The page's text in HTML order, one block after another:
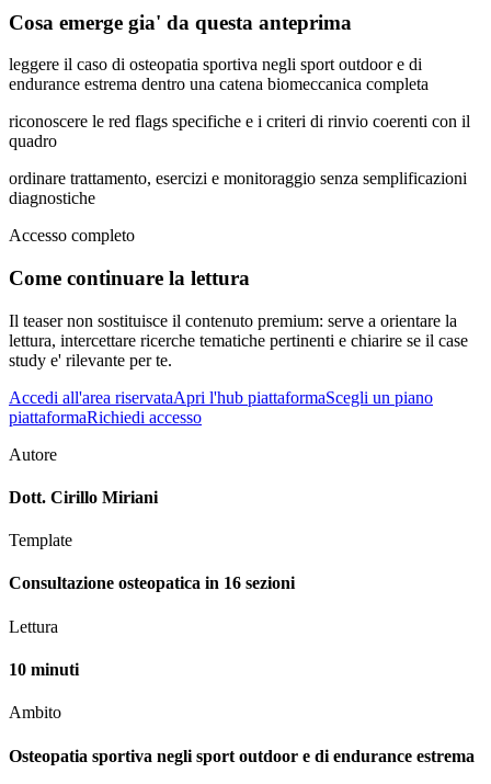
Cosa emerge gia' da questa anteprima
leggere il caso di osteopatia sportiva negli sport outdoor e di
endurance estrema dentro una catena biomeccanica completa
riconoscere le red flags specifiche e i criteri di rinvio coerenti con il
quadro
ordinare trattamento, esercizi e monitoraggio senza semplificazioni
diagnostiche
Accesso completo
Come continuare la lettura
Il teaser non sostituisce il contenuto premium: serve a orientare la
lettura, intercettare ricerche tematiche pertinenti e chiarire se il case
study e' rilevante per te.
Accedi all'area riservataApri l'hub piattaformaScegli un piano
piattaformaRichiedi accesso
Autore
Dott. Cirillo Miriani
Template
Consultazione osteopatica in 16 sezioni
Lettura
10 minuti
Ambito
Osteopatia sportiva negli sport outdoor e di endurance estrema